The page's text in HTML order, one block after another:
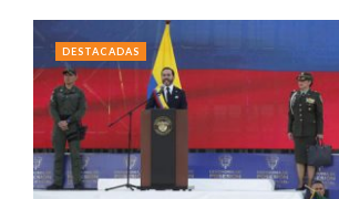
DESTACADAS